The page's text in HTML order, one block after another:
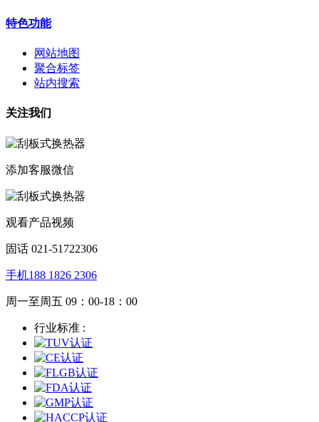
特色功能
网站地图
聚合标签
站内搜索
关注我们
添加客服微信
观看产品视频
固话 021-51722306
手机188 1826 2306
周一至周五 09：00-18：00
行业标准 :